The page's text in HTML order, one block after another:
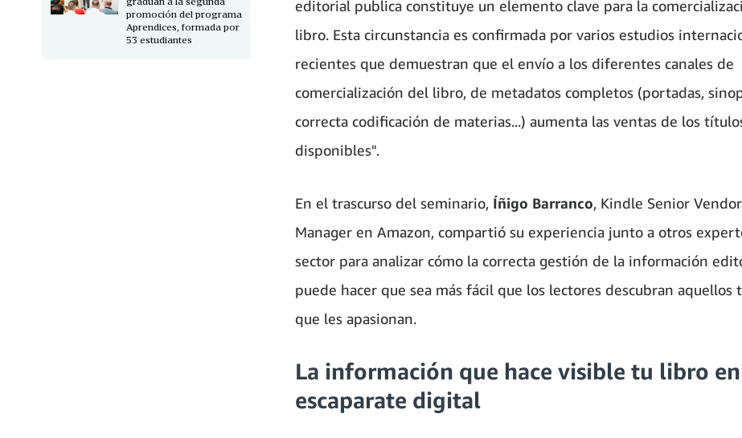
editorial publica constituye un elemento clave para la
libro. Esta circunstancia es confirmada por varios estudios
recientes que demuestran que el envío a los diferentes canales de
comercialización del libro, de metadatos completos (portadas,
correcta codificación de materias...) aumenta las ventas de los
disponibles".
En el trascurso del seminario, Íñigo Barranco, Kindle Senior Vendor
Manager en Amazon, compartió su experiencia junto a otros
sector para analizar cómo la correcta gestión de la información
puede hacer que sea más fácil que los lectores descubran aquellos
que les apasionan.
La información que hace visible tu libro
escaparate digital
promoción del programa
Aprendices, formada por
53 estudiantes